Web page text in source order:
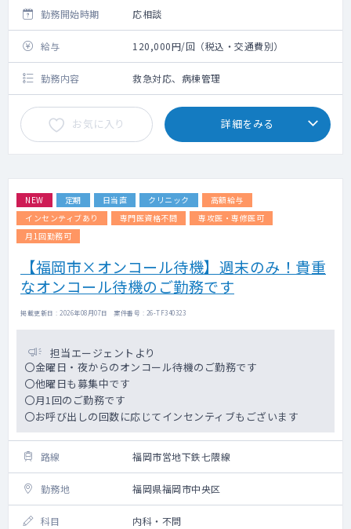
勤務開始時期 応相談
給与 120,000円/回（税込・交通費別）
勤務内容 救急対応、病棟管理
お気に入り 詳細をみる
NEW 定期 日当直 クリニック
高額給与
インセンティブあり
専門医資格不問
専攻医・専修医可
月1回勤務可
【福岡市×オンコール待機】週末のみ！貴重
なオンコール待機のご勤務です
掲載更新日 : 2026年08月07日 案件番号 : 26-TF340323
担当エージェントより
〇金曜日・夜からのオンコール待機のご勤務です
〇他曜日も募集中です
〇月1回のご勤務です
〇お呼び出しの回数に応じてインセンティブもございます
路線 福岡市営地下鉄七隈線
勤務地 福岡県福岡市中央区
科目 内科・不問